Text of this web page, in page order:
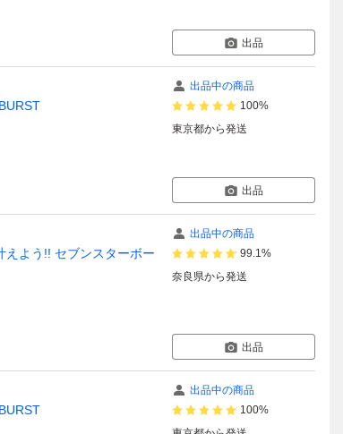
出品
出品中の商品
100%
東京都から発送
出品
えよう!! セブンスターボー
出品中の商品
99.1%
奈良県から発送
出品
出品中の商品
100%